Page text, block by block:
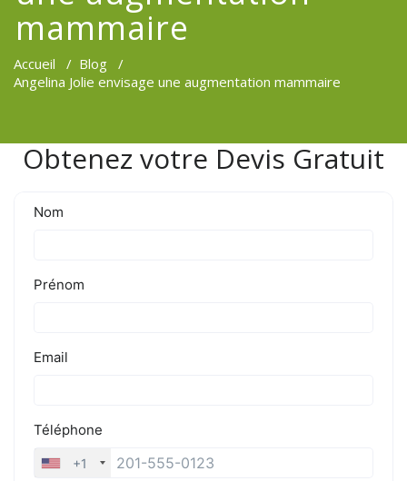
mammaire
Accueil / Blog /
Angelina Jolie envisage une augmentation mammaire
Obtenez votre Devis Gratuit